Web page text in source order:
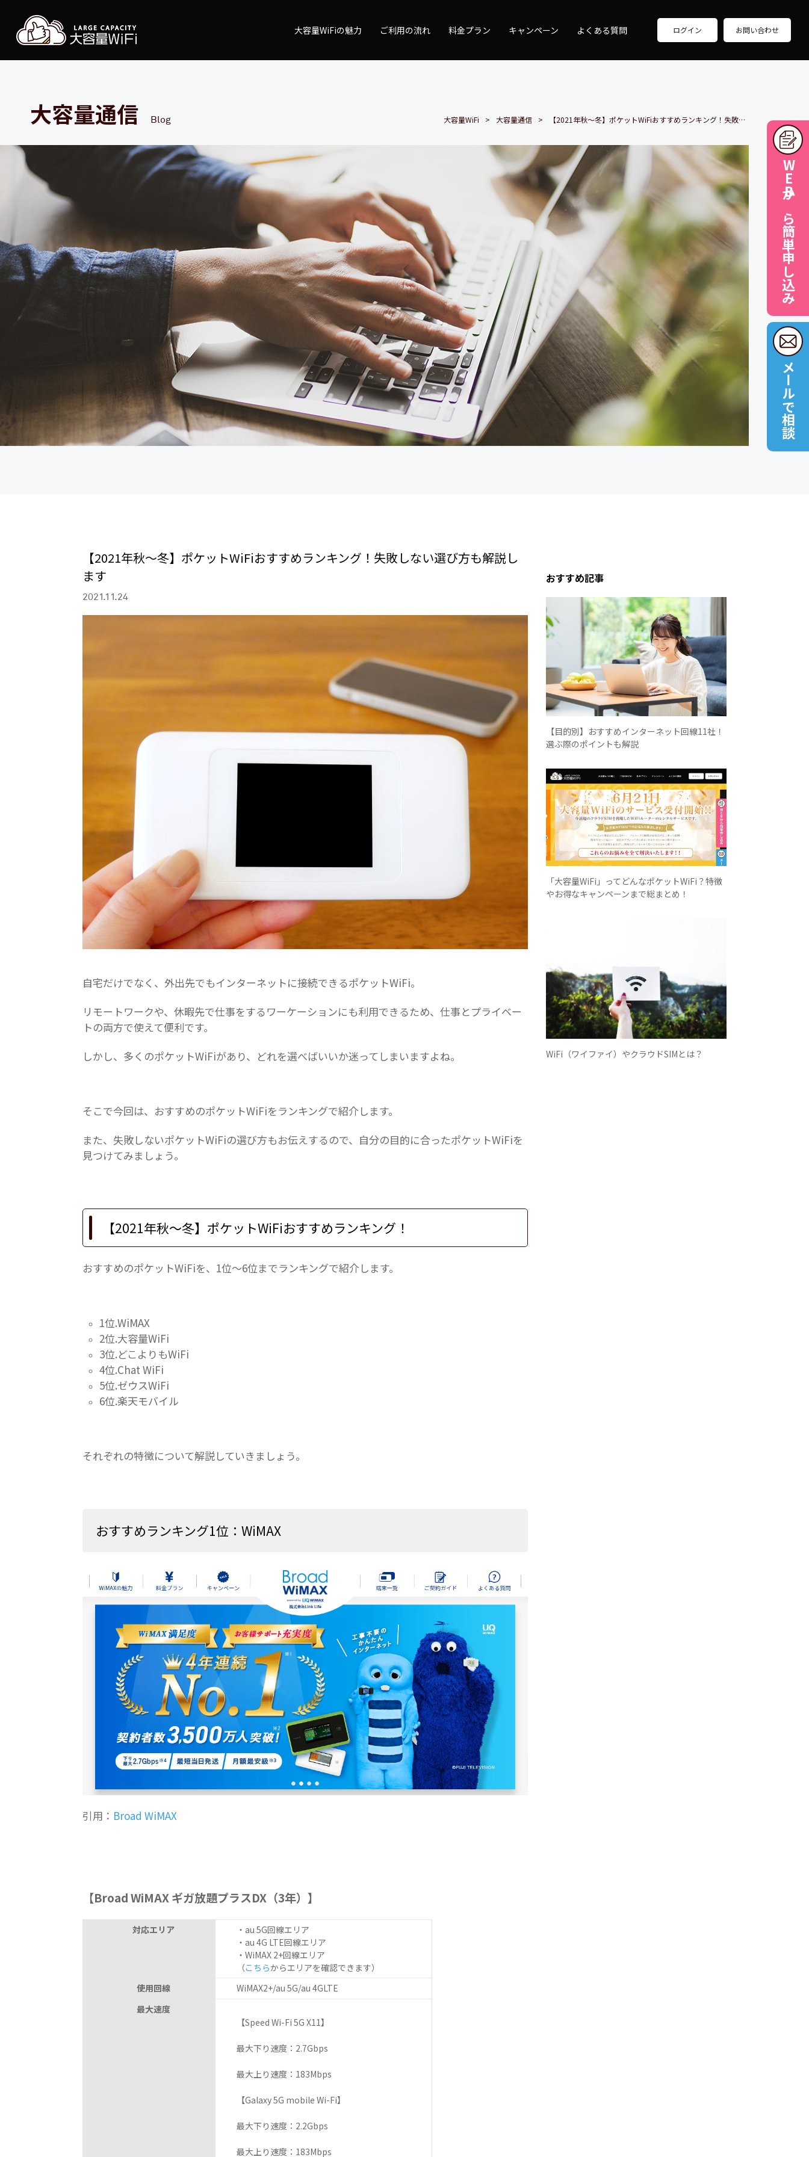
大容量WiFiの魅力 ご利用の流れ 料金プラン キャンペーン よくある質問 ログイン お問い合わせ
WEBから簡単申し込み
メールで相談
大容量通信 Blog 大容量WiFi 大容量通信 【2021年秋～冬】ポケットWiFiおすすめランキング！失敗しない選び方も解説します
【2021年秋～冬】ポケットWiFiおすすめランキング！失敗しない選び方も解説し
ます
2021.11.24
自宅だけでなく、外出先でもインターネットに接続できるポケットWiFi。
リモートワークや、休暇先で仕事をするワーケーションにも利用できるため、仕事とプライベー
トの両方で使えて便利です。
しかし、多くのポケットWiFiがあり、どれを選べばいいか迷ってしまいますよね。
そこで今回は、おすすめのポケットWiFiをランキングで紹介します。
また、失敗しないポケットWiFiの選び方もお伝えするので、自分の目的に合ったポケットWiFiを
見つけてみましょう。
【2021年秋～冬】ポケットWiFiおすすめランキング！
おすすめのポケットWiFiを、1位〜6位までランキングで紹介します。
1位.WiMAX
2位.大容量WiFi
3位.どこよりもWiFi
4位.Chat WiFi
5位.ゼウスWiFi
6位.楽天モバイル
それぞれの特徴について解説していきましょう。
おすすめランキング1位：WiMAX
引用： Broad WiMAX
【Broad WiMAX ギガ放題プラスDX（3年）】
対応エリア
・au 5G回線エリア
・au 4G LTE回線エリア
・WiMAX 2+回線エリア
（こちらからエリアを確認できます）
使用回線
WiMAX2+/au 5G/au 4GLTE
最大速度
【Speed Wi-Fi 5G X11】
最大下り速度：2.7Gbps
最大上り速度：183Mbps
【Galaxy 5G mobile Wi-Fi】
最大下り速度：2.2Gbps
最大上り速度：183Mbps
おすすめ記事
【目的別】おすすめインターネット回線11社！
選ぶ際のポイントも解説
「大容量WiFi」ってどんなポケットWiFi？特徴
やお得なキャンペーンまで総まとめ！
WiFi（ワイファイ）やクラウドSIMとは？